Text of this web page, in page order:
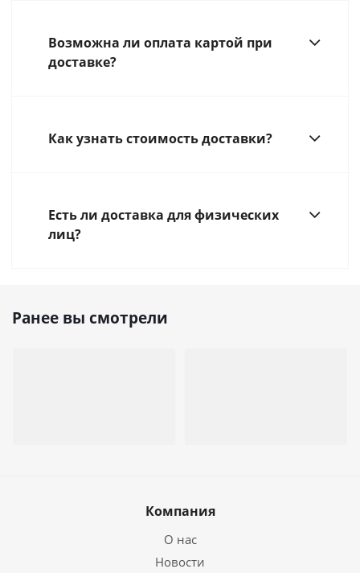
Возможна ли оплата картой при
доставке?
Как узнать стоимость доставки?
Есть ли доставка для физических
лиц?
Ранее вы смотрели
Компания
О нас
Новости